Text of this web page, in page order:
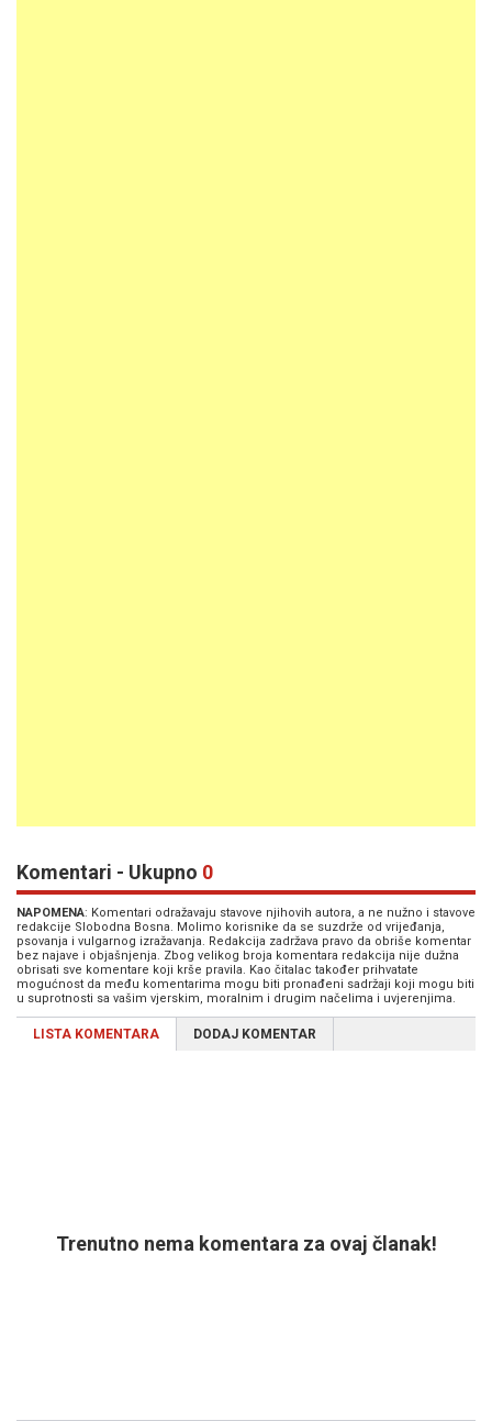
Komentari - Ukupno 0
NAPOMENA: Komentari odražavaju stavove njihovih autora, a ne nužno i stavove
redakcije Slobodna Bosna. Molimo korisnike da se suzdrže od vrijeđanja,
psovanja i vulgarnog izražavanja. Redakcija zadržava pravo da obriše komentar
bez najave i objašnjenja. Zbog velikog broja komentara redakcija nije dužna
obrisati sve komentare koji krše pravila. Kao čitalac također prihvatate
mogućnost da među komentarima mogu biti pronađeni sadržaji koji mogu biti
u suprotnosti sa vašim vjerskim, moralnim i drugim načelima i uvjerenjima.
LISTA KOMENTARA DODAJ KOMENTAR
Trenutno nema komentara za ovaj članak!